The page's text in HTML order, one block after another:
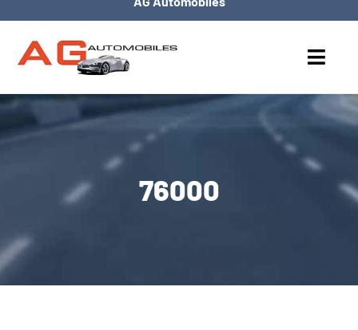
ACCUEIL
ENTRETIEN / MÉCANIQUE
CARROSSERIE / VITRAGE
76000